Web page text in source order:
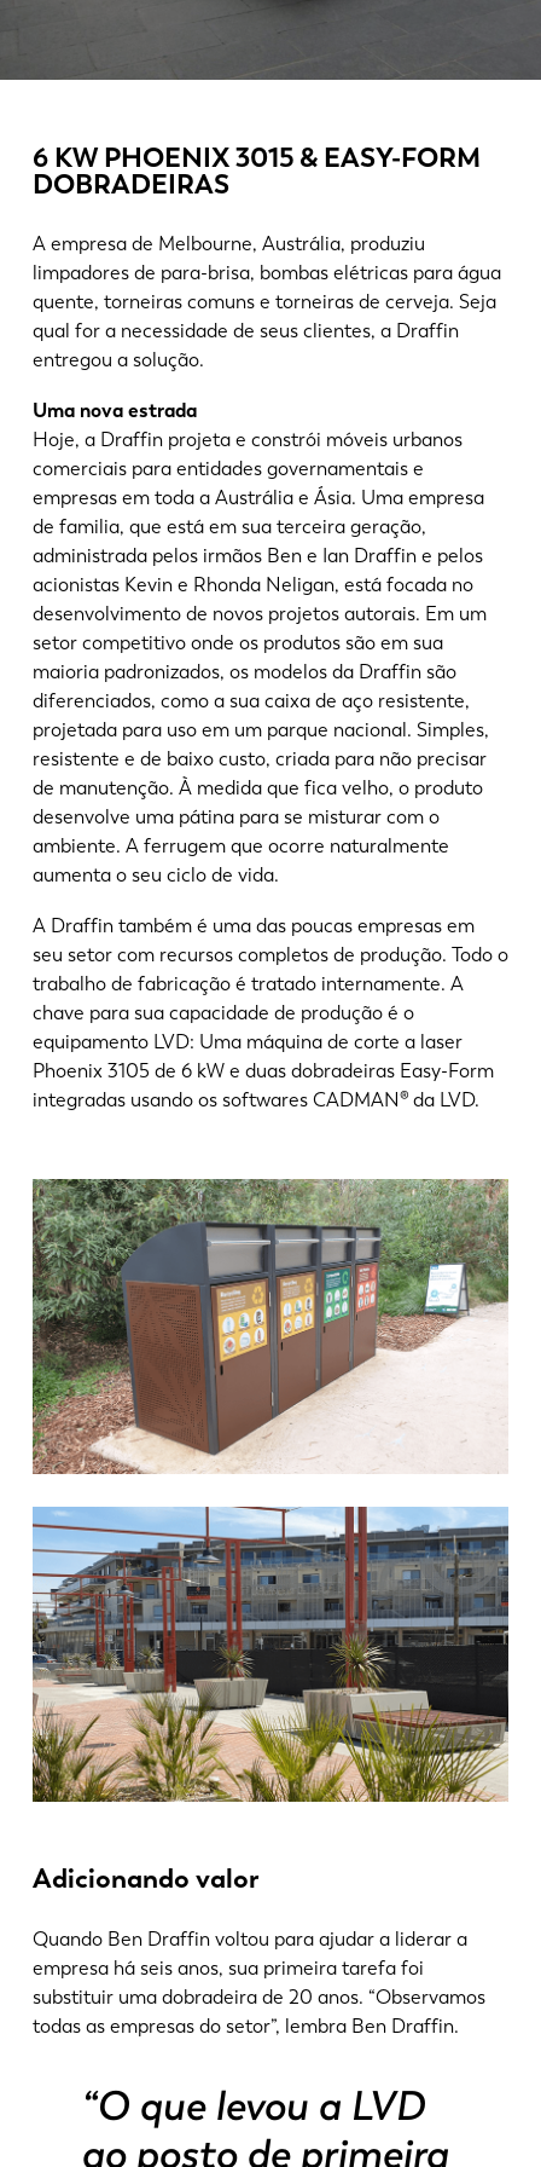
6 KW PHOENIX 3015 & EASY-FORM
DOBRADEIRAS
A empresa de Melbourne, Austrália, produziu
limpadores de para-brisa, bombas elétricas para água
quente, torneiras comuns e torneiras de cerveja. Seja
qual for a necessidade de seus clientes, a Draffin
entregou a solução.
Uma nova estrada
Hoje, a Draffin projeta e constrói móveis urbanos
comerciais para entidades governamentais e
empresas em toda a Austrália e Ásia. Uma empresa
de familia, que está em sua terceira geração,
administrada pelos irmãos Ben e Ian Draffin e pelos
acionistas Kevin e Rhonda Neligan, está focada no
desenvolvimento de novos projetos autorais. Em um
setor competitivo onde os produtos são em sua
maioria padronizados, os modelos da Draffin são
diferenciados, como a sua caixa de aço resistente,
projetada para uso em um parque nacional. Simples,
resistente e de baixo custo, criada para não precisar
de manutenção. À medida que fica velho, o produto
desenvolve uma pátina para se misturar com o
ambiente. A ferrugem que ocorre naturalmente
aumenta o seu ciclo de vida.
A Draffin também é uma das poucas empresas em
seu setor com recursos completos de produção. Todo o
trabalho de fabricação é tratado internamente. A
chave para sua capacidade de produção é o
equipamento LVD: Uma máquina de corte a laser
Phoenix 3105 de 6 kW e duas dobradeiras Easy-Form
integradas usando os softwares CADMAN® da LVD.
Adicionando valor
Quando Ben Draffin voltou para ajudar a liderar a
empresa há seis anos, sua primeira tarefa foi
substituir uma dobradeira de 20 anos. “Observamos
todas as empresas do setor”, lembra Ben Draffin.
“O que levou a LVD
ao posto de primeira
Experiências dos clientes
Centro de Recursos
Indústrias & soluções
Carreiras
Contacte-nos